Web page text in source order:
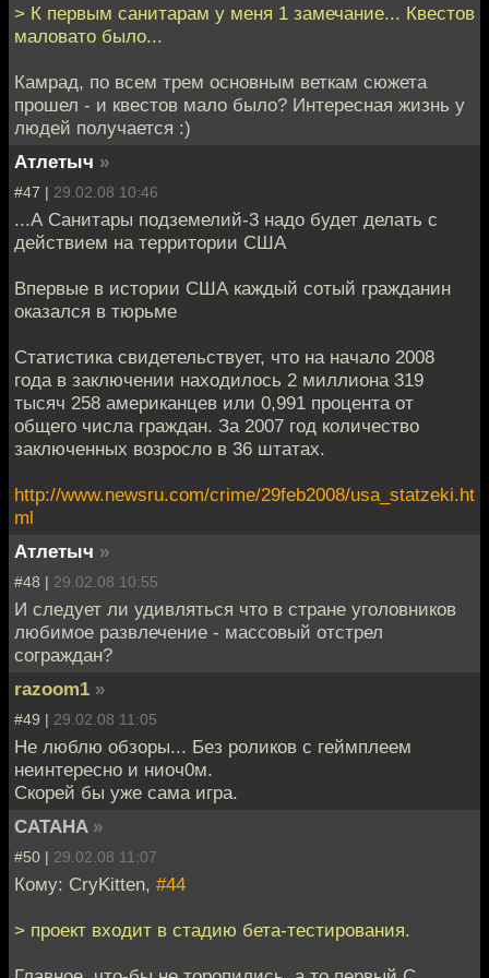
> К первым санитарам у меня 1 замечание... Квестов
маловато было...
Камрад, по всем трем основным веткам сюжета
прошел - и квестов мало было? Интересная жизнь у
людей получается :)
Атлетыч »
#47 | 29.02.08 10:46
...А Санитары подземелий-3 надо будет делать с
действием на территории США
Впервые в истории США каждый сотый гражданин
оказался в тюрьме
Статистика свидетельствует, что на начало 2008
года в заключении находилось 2 миллиона 319
тысяч 258 американцев или 0,991 процента от
общего числа граждан. За 2007 год количество
заключенных возросло в 36 штатах.
http://www.newsru.com/crime/29feb2008/usa_statzeki.ht
ml
Атлетыч »
#48 | 29.02.08 10:55
И следует ли удивляться что в стране уголовников
любимое развлечение - массовый отстрел
сограждан?
razoom1 »
#49 | 29.02.08 11:05
Не люблю обзоры... Без роликов с геймплеем
неинтересно и ниоч0м.
Скорей бы уже сама игра.
CATAHA »
#50 | 29.02.08 11:07
Кому: CryKitten, #44
> проект входит в стадию бета-тестирования.